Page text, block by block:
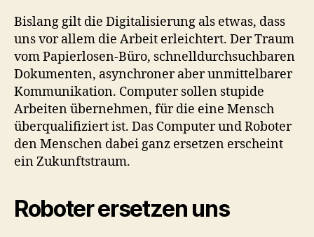
Bislang gilt die Digitalisierung als etwas, dass
uns vor allem die Arbeit erleichtert. Der Traum
vom Papierlosen-Büro, schnelldurchsuchbaren
Dokumenten, asynchroner aber unmittelbarer
Kommunikation. Computer sollen stupide
Arbeiten übernehmen, für die eine Mensch
überqualifiziert ist. Das Computer und Roboter
den Menschen dabei ganz ersetzen erscheint
ein Zukunftstraum.
Roboter ersetzen uns